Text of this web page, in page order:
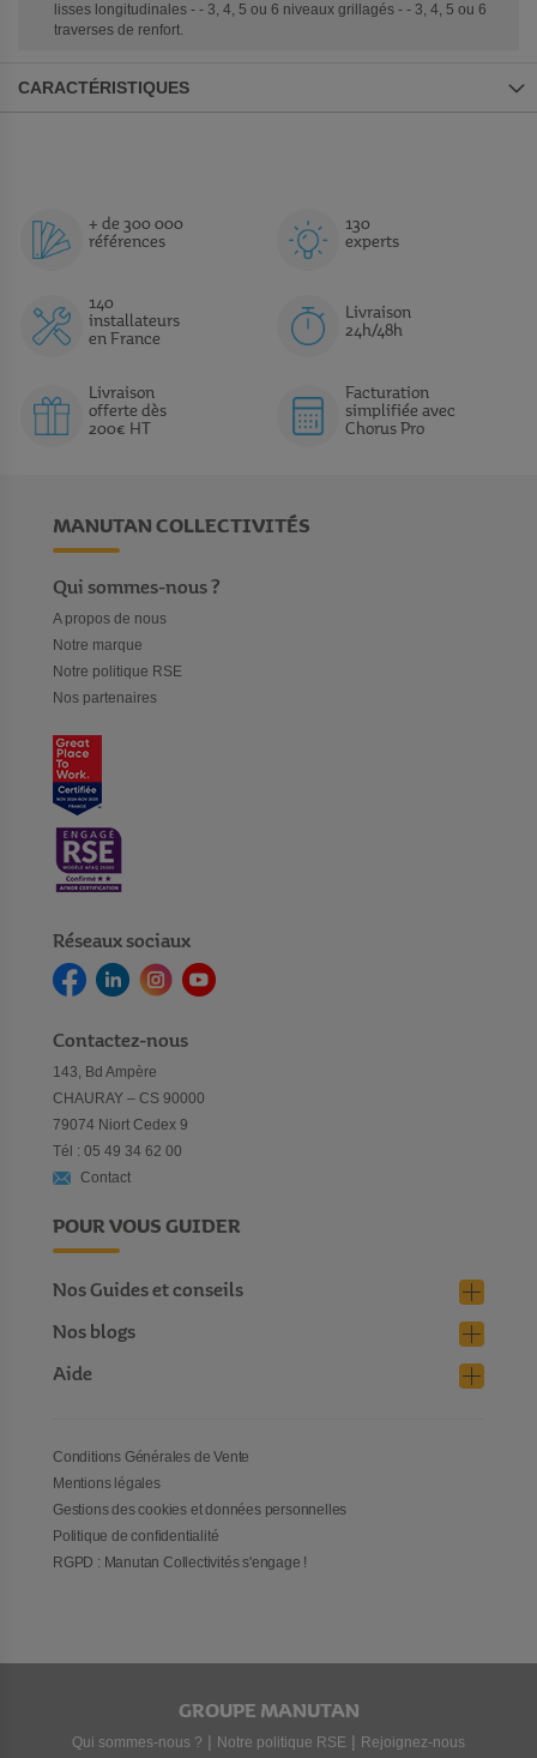
lisses longitudinales - - 3, 4, 5 ou 6 niveaux grillagés - - 3, 4, 5 ou 6
traverses de renfort.
CARACTÉRISTIQUES
+ de 300 000
références
130
experts
140
installateurs
en France
Livraison
24h/48h
Livraison
offerte dès
200€ HT
Facturation
simplifiée avec
Chorus Pro
MANUTAN COLLECTIVITÉS
Qui sommes-nous ?
A propos de nous
Notre marque
Notre politique RSE
Nos partenaires
Réseaux sociaux
Contactez-nous
143, Bd Ampère
CHAURAY – CS 90000
79074 Niort Cedex 9
Tél : 05 49 34 62 00
Contact
POUR VOUS GUIDER
Nos Guides et conseils
Nos blogs
Aide
Conditions Générales de Vente
Mentions légales
Gestions des cookies et données personnelles
Politique de confidentialité
RGPD : Manutan Collectivités s'engage !
GROUPE MANUTAN
Qui sommes-nous ? | Notre politique RSE | Rejoignez-nous